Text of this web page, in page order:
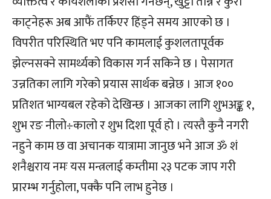
काट्नेहरू अब आफैं तर्किएर हिंड्ने समय आएको छ ।
विपरीत परिस्थिति भए पनि कामलाई कुशलतापूर्वक
झेल्नसक्ने सामर्थ्यको विकास गर्न सकिने छ । पेसागत
उन्नतिका लागि गरेको प्रयास सार्थक बन्नेछ । आज १००
प्रतिशत भाग्यबल रहेको देखिन्छ । आजका लागि शुभअङ्क १,
शुभ रङ नीलो÷कालो र शुभ दिशा पूर्व हो । त्यस्तै कुनै नगरी
नहुने काम छ वा अचानक यात्रामा जानुछ भने आज ॐ शं
शनैश्चराय नमः यस मन्त्रलाई कम्तीमा २३ पटक जाप गरी
प्रारम्भ गर्नुहोला, पक्कै पनि लाभ हुनेछ ।